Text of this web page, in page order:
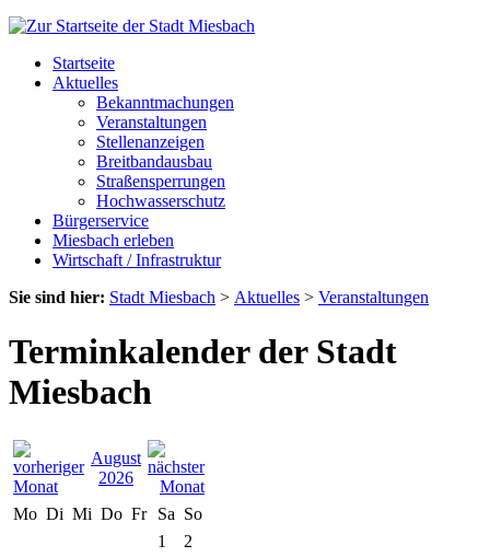
Startseite
Aktuelles
Bekanntmachungen
Veranstaltungen
Stellenanzeigen
Breitbandausbau
Straßensperrungen
Hochwasserschutz
Bürgerservice
Miesbach erleben
Wirtschaft / Infrastruktur
Sie sind hier: Stadt Miesbach > Aktuelles > Veranstaltungen
Terminkalender der Stadt
Miesbach
August
2026
Mo Di Mi Do Fr Sa So
1
2